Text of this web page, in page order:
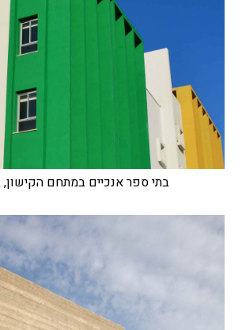
בתי ספר אנכיים במתחם הקישון,